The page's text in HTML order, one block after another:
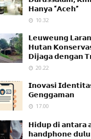
𝗛𝗮𝗻𝘆𝗮 “𝗔𝗰𝗲𝗵”
10.32
𝗟𝗲𝘂𝘄𝗲𝘂𝗻𝗴
𝗛𝘂𝘁𝗮𝗻
𝗗𝗶𝗷𝗮𝗴𝗮 𝗱𝗲𝗻𝗴𝗮𝗻
20.22
𝗜𝗻𝗼𝘃𝗮𝘀𝗶
𝗚𝗲𝗻𝗴𝗴𝗮𝗺𝗮𝗻
17.00
𝗛𝗶𝗱𝘂𝗽 𝗱𝗶 𝗮𝗻𝘁𝗮𝗿𝗮
𝗵𝗮𝗻𝗱𝗽𝗵𝗼𝗻𝗲 𝗱𝘂𝗹𝘂